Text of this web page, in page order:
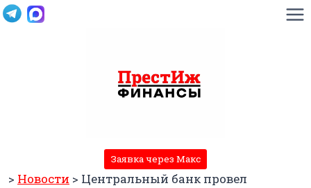
Перейти
Заявка через Макс
> Новости > Центральный банк провел